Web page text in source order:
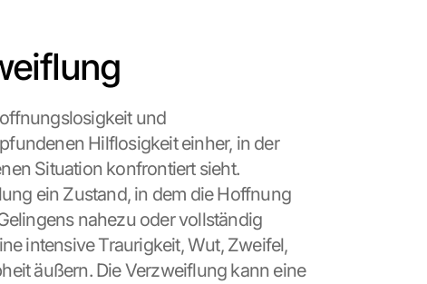
und
Hilflosigkeit einher, in der
Situation konfrontiert sieht.
ein Zustand, in dem die Hoffnung
nahezu oder vollständig
intensive Traurigkeit, Wut, Zweifel,
äußern. Die Verzweiflung kann eine